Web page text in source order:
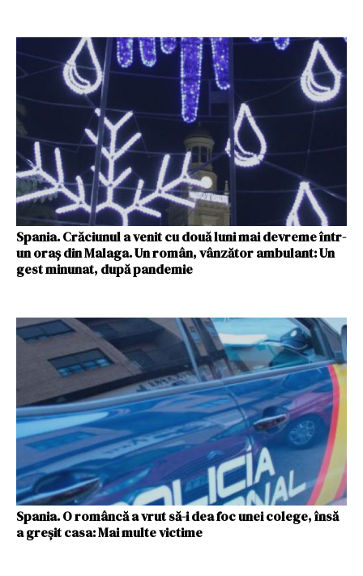
Spania. Crăciunul a venit cu două luni mai devreme într-
un oraș din Malaga. Un român, vânzător ambulant: Un
gest minunat, după pandemie
Spania. O româncă a vrut să-i dea foc unei colege, însă
a greșit casa: Mai multe victime